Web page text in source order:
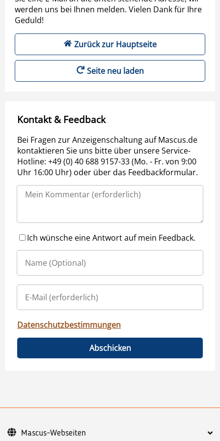
werden uns bei Ihnen melden. Vielen Dank für Ihre
Geduld!
Zurück zur Hauptseite
Seite neu laden
Kontakt & Feedback
Bei Fragen zur Anzeigenschaltung auf Mascus.de
kontaktieren Sie uns bitte über unsere Service-
Hotline: +49 (0) 40 688 9157-33 (Mo. - Fr. von 9:00
Uhr 16:00 Uhr) oder über das Feedbackformular.
Ich wünsche eine Antwort auf mein Feedback.
Datenschutzbestimmungen
Abschicken
Mascus-Webseiten